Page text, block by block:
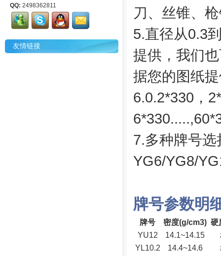
QQ: 2498362811
友情链接
刀、丝锥、
5.直径从0.3
提供，我们
据您的图纸
6.0.2*330，
7.多种牌号选
YG6/YG8/
牌号参数明
牌号 密度(g/cm3) 硬
YU12
14.1~14.15
YL10.2
14.4~14.6